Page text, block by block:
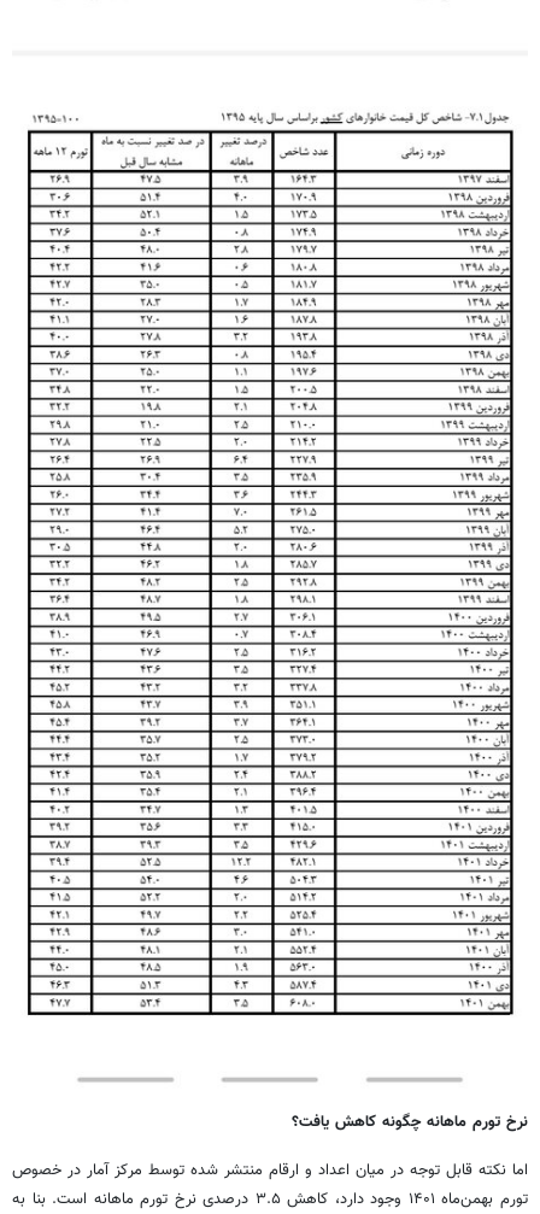
نرخ تورم ماهانه چگونه کاهش یافت؟
اما نکته قابل توجه در میان اعداد و ارقام منتشر شده توسط مرکز آمار در خصوص
تورم بهمن‌ماه ۱۴۰۱ وجود دارد، کاهش ۳.۵ درصدی نرخ تورم ماهانه است. بنا به